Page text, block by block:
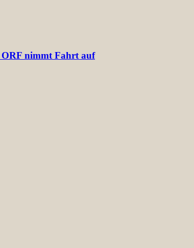
ORF nimmt Fahrt auf